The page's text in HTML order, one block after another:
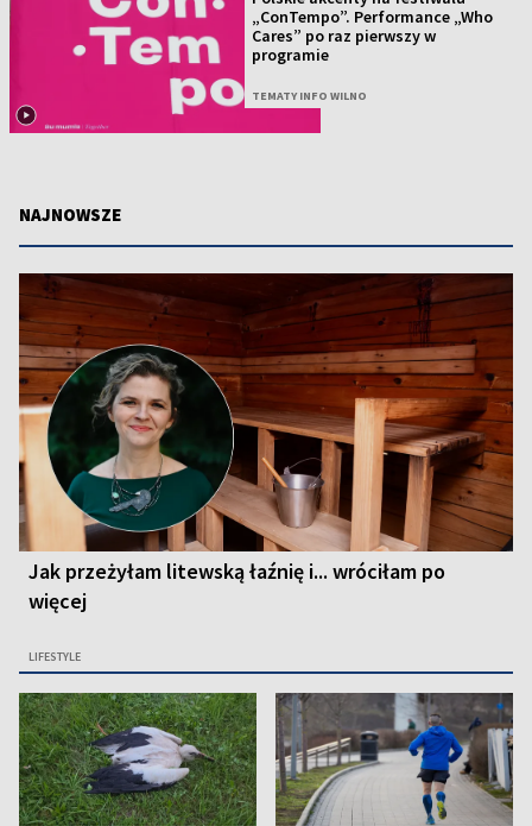
„ConTempo”. Performance „Who
Cares” po raz pierwszy w
programie
TEMATY INFO WILNO
NAJNOWSZE
Jak przeżyłam litewską łaźnię i... wróciłam po
więcej
LIFESTYLE